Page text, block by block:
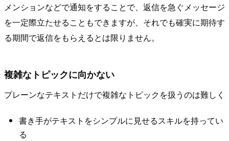
メンションなどで通知をすることで、返信を急ぐメッセージ
を一定際立たせることもできますが、それでも確実に期待す
る期間で返信をもらえるとは限りません。
複雑なトピックに向かない
プレーンなテキストだけで複雑なトピックを扱うのは難しく
書き手がテキストをシンプルに見せるスキルを持ってい
る